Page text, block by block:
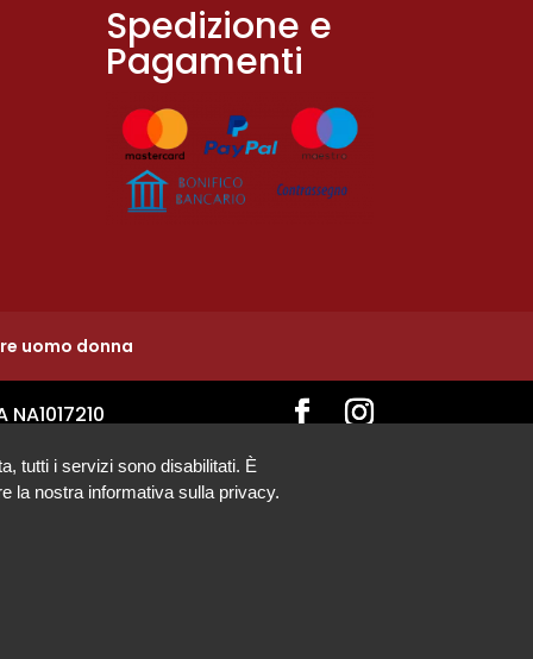
Spedizione e
Pagamenti
uomo donna
tutti i servizi sono disabilitati. È
la nostra informativa sulla privacy.